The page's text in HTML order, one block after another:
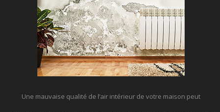
Une mauvaise qualité de l’air intérieur de votre maison peut